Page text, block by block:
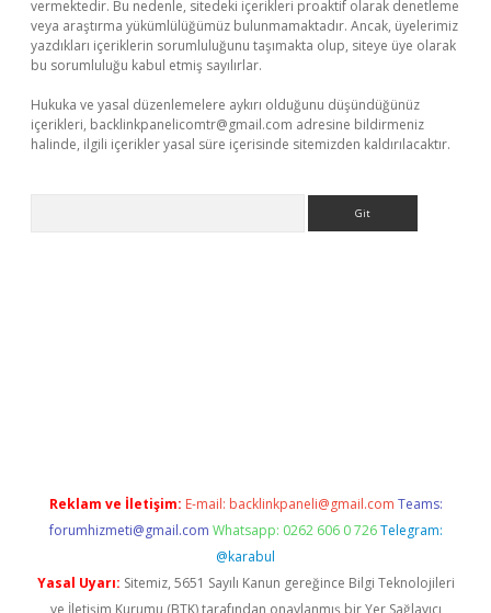
vermektedir. Bu nedenle, sitedeki içerikleri proaktif olarak denetleme
veya araştırma yükümlülüğümüz bulunmamaktadır. Ancak, üyelerimiz
yazdıkları içeriklerin sorumluluğunu taşımakta olup, siteye üye olarak
bu sorumluluğu kabul etmiş sayılırlar.
Hukuka ve yasal düzenlemelere aykırı olduğunu düşündüğünüz
içerikleri, backlinkpanelicomtr@gmail.com adresine bildirmeniz
halinde, ilgili içerikler yasal süre içerisinde sitemizden kaldırılacaktır.
Reklam ve İletişim: E-mail: backlinkpaneli@gmail.com Teams:
forumhizmeti@gmail.com Whatsapp: 0262 606 0 726 Telegram:
@karabul
Yasal Uyarı: Sitemiz, 5651 Sayılı Kanun gereğince Bilgi Teknolojileri
ve İletişim Kurumu (BTK) tarafından onaylanmış bir Yer Sağlayıcı